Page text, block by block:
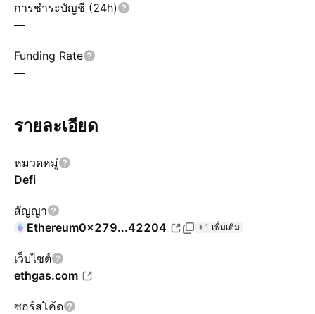
การชำระบัญชี (24h)
—
Funding Rate
—
รายละเอียด
หมวดหมู่
Defi
สัญญา
Ethereum0x279...42204 +1 เพื่มเติม
เว็บไซต์
ethgas.com
ซอร์สโค้ด